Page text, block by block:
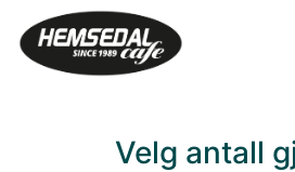
Velg antall